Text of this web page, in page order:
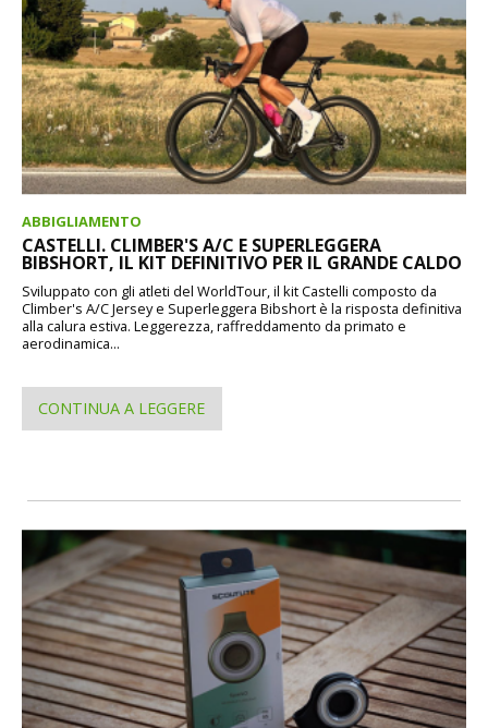
ABBIGLIAMENTO
CASTELLI. CLIMBER'S A/C E SUPERLEGGERA
BIBSHORT, IL KIT DEFINITIVO PER IL GRANDE CALDO
Sviluppato con gli atleti del WorldTour, il kit Castelli composto da
Climber's A/C Jersey e Superleggera Bibshort è la risposta definitiva
alla calura estiva. Leggerezza, raffreddamento da primato e
aerodinamica...
CONTINUA A LEGGERE